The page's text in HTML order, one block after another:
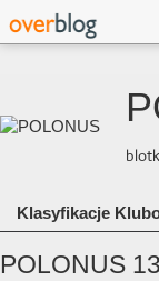
Klasyfikacje
POLONUS